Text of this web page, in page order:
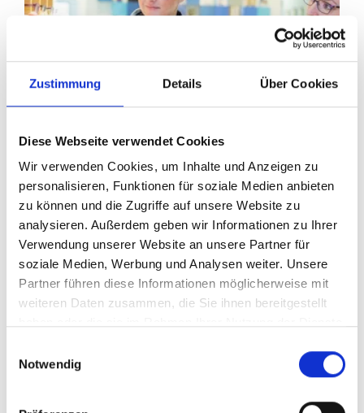
Zustimmung Details Über Cookies
Diese Webseite verwendet Cookies
Wir verwenden Cookies, um Inhalte und Anzeigen zu
personalisieren, Funktionen für soziale Medien anbieten
zu können und die Zugriffe auf unsere Website zu
analysieren. Außerdem geben wir Informationen zu Ihrer
Verwendung unserer Website an unsere Partner für
soziale Medien, Werbung und Analysen weiter. Unsere
Partner führen diese Informationen möglicherweise mit
weiteren Daten zusammen, die Sie ihnen bereitgestellt
Notwendig
Ihr Partner für optimales
Sehen in Engelskirchen
Als erster Ansprechpartner für das gute Sehen sind wir
anatomisch und ästhetisch perfekt auf Ihre
individuellen Wünsche und Bedürfnisse angepasste
Sehhilfe kümmern. Wir sind auch oft die Ersten, die